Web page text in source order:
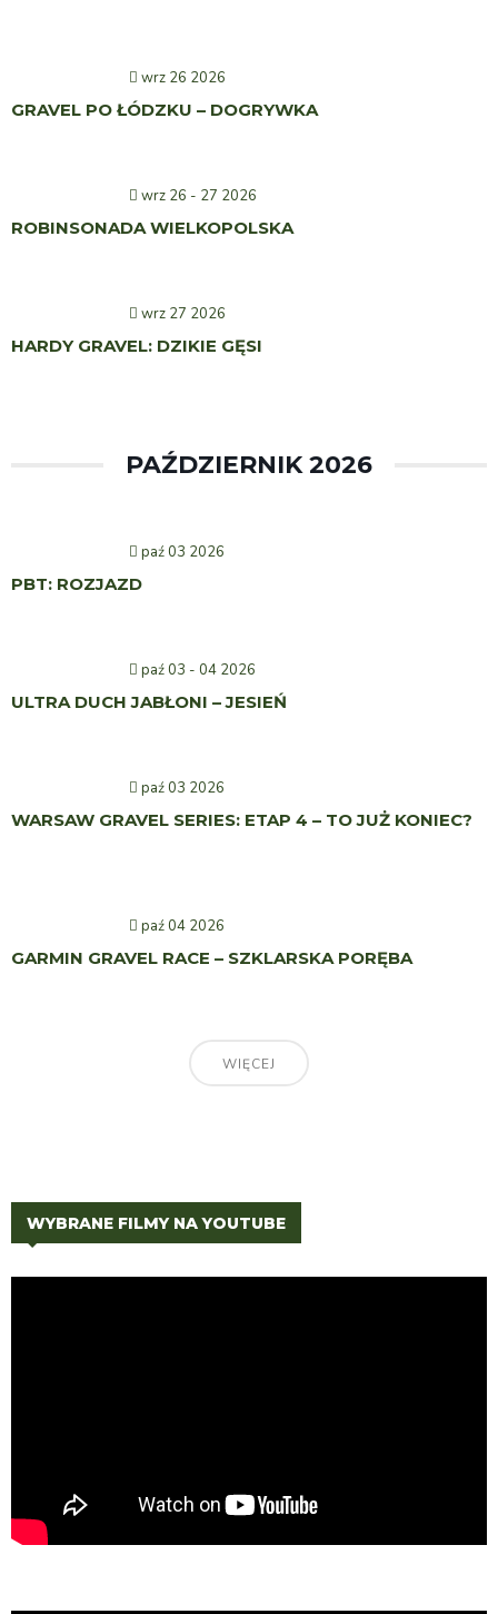
wrz 26 2026
GRAVEL PO ŁÓDZKU – DOGRYWKA
wrz 26 - 27 2026
ROBINSONADA WIELKOPOLSKA
wrz 27 2026
HARDY GRAVEL: DZIKIE GĘSI
PAŹDZIERNIK 2026
paź 03 2026
PBT: ROZJAZD
paź 03 - 04 2026
ULTRA DUCH JABŁONI – JESIEŃ
paź 03 2026
WARSAW GRAVEL SERIES: ETAP 4 – TO JUŻ KONIEC?
paź 04 2026
GARMIN GRAVEL RACE – SZKLARSKA PORĘBA
WIĘCEJ
WYBRANE FILMY NA YOUTUBE